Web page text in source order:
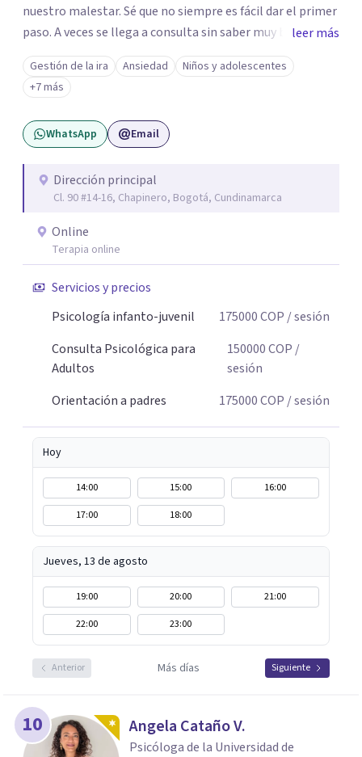
nuestro malestar. Sé que no siempre es fácil dar el primer
paso. A veces se llega a consulta sin saber muy bien qué
decir, o sintiendo que algo no anda bien pero sin poder
nombrarlo. Mi intención es acompañarte en ese proceso,
sin juicios y a tu propio ritmo, para que lo que hoy te pesa
pueda pensarse y transformarse.
leer más
Gestión de la ira Ansiedad
Niños y adolescentes
+7 más
WhatsApp Email
Dirección principal
Cl. 90 #14-16, Chapinero, Bogotá, Cundinamarca
Online
Terapia online
Servicios y precios
Psicología infanto-juvenil
175000COP / sesión
Consulta Psicológica para
Adultos
150000COP /
sesión
Orientación a padres
175000COP / sesión
Hoy
14:00 15:00
16:00
17:00
18:00
Jueves, 13 de agosto
19:00 20:00
21:00
22:00
23:00
Anterior Más días Siguiente
10 Angela Cataño V.
Psicóloga de la Universidad de